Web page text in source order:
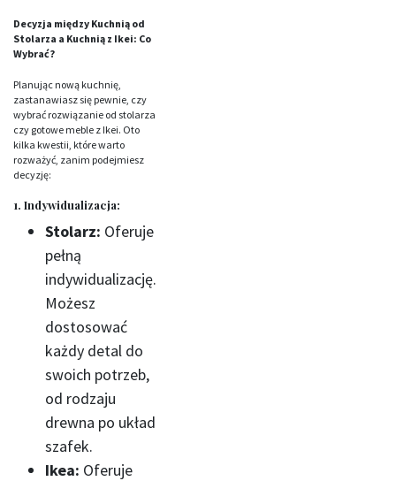
Decyzja między Kuchnią od
Stolarza a Kuchnią z Ikei: Co
Wybrać?
Planując nową kuchnię,
zastanawiasz się pewnie, czy
wybrać rozwiązanie od stolarza
czy gotowe meble z Ikei. Oto
kilka kwestii, które warto
rozważyć, zanim podejmiesz
decyzję:
1. Indywidualizacja:
Stolarz: Oferuje
pełną
indywidualizację.
Możesz
dostosować
każdy detal do
swoich potrzeb,
od rodzaju
drewna po układ
szafek.
Ikea: Oferuje